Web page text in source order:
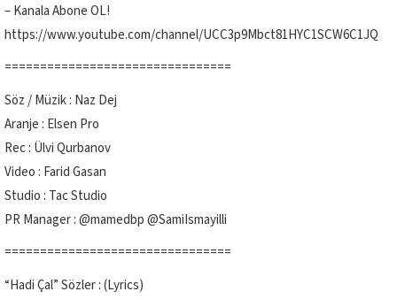
– Kanala Abone OL!
https://www.youtube.com/channel/UCC3p9Mbct81HYC1SCW6C1JQ
================================
Söz / Müzik : Naz Dej
Aranje : Elsen Pro
Rec : Ülvi Qurbanov
Video : Farid Gasan
Studio : Tac Studio
PR Manager : @mamedbp @SamiIsmayilli
================================
“Hadi Çal” Sözler : (Lyrics)